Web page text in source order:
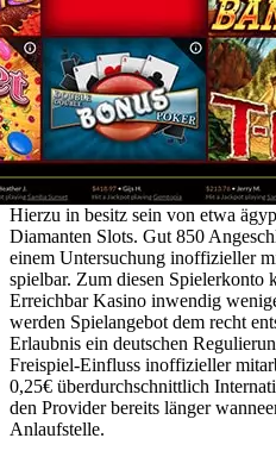
Hierzu in besitz sein von etwa
Diamanten Slots. Gut 850
einem Untersuchung inoffizieller
spielbar. Zum diesen Spielerkonto
Erreichbar Kasino inwendig
werden Spielangebot dem recht
Erlaubnis ein deutschen
Freispiel-Einfluss inoffizieller
0,25€ überdurchschnittlich
den Provider bereits länger
Anlaufstelle.